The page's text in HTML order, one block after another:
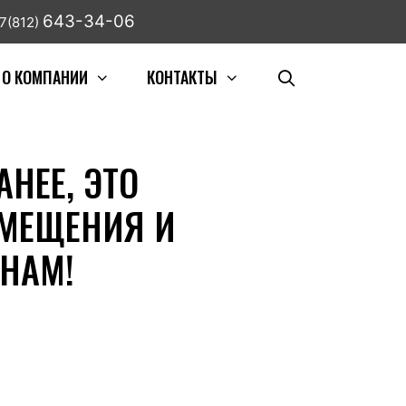
643-34-06
О КОМПАНИИ КОНТАКТЫ
ЭТО
И